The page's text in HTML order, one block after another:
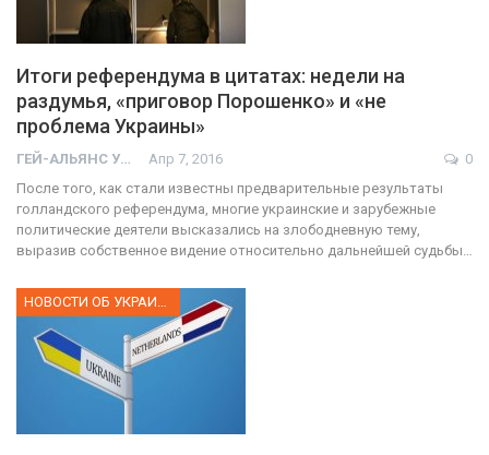
Итоги референдума в цитатах: недели на
раздумья, «приговор Порошенко» и «не
проблема Украины»
ГЕЙ-АЛЬЯНС УКРАИНА Апр 7, 2016
0
После того, как стали известны предварительные результаты
голландского референдума, многие украинские и зарубежные
политические деятели высказались на злободневную тему,
выразив собственное видение относительно дальнейшей судьбы…